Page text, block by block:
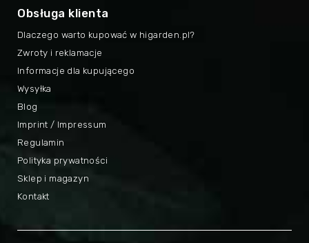
Obsługa klienta
Dlaczego warto kupować w higarden.pl?
Imprint / Impressum
Zwroty i reklamacje
Regulamin
Informacje dla kupującego
Polityka prywatności
Wysyłka
Sklep i magazyn
Blog
Kontakt